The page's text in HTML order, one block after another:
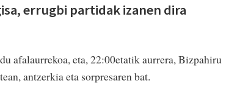
errugbi partidak izanen dira
afalaurrekoa, eta, 22:00etatik aurrera, Bizpahiru
antzerkia eta sorpresaren bat.